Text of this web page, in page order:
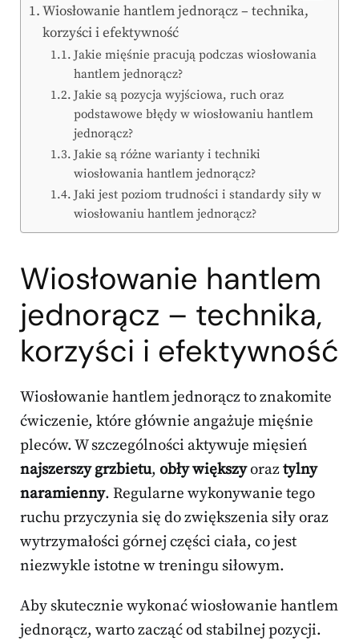
Wiosłowanie hantlem jednorącz – technika,
korzyści i efektywność
Jakie mięśnie pracują podczas wiosłowania
hantlem jednorącz?
Jakie są pozycja wyjściowa, ruch oraz
podstawowe błędy w wiosłowaniu hantlem
jednorącz?
Jakie są różne warianty i techniki
wiosłowania hantlem jednorącz?
Jaki jest poziom trudności i standardy siły w
wiosłowaniu hantlem jednorącz?
Wiosłowanie hantlem
jednorącz – technika,
korzyści i efektywność
Wiosłowanie hantlem jednorącz to znakomite
ćwiczenie, które głównie angażuje mięśnie
pleców. W szczególności aktywuje mięsień
najszerszy grzbietu, obły większyoraztylny
naramienny. Regularne wykonywanie tego
ruchu przyczynia się do zwiększenia siły oraz
wytrzymałości górnej części ciała, co jest
niezwykle istotne w treningu siłowym.
Aby skutecznie wykonać wiosłowanie hantlem
jednorącz, warto zacząć od stabilnej pozycji.